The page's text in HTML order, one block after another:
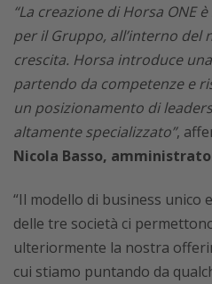
“La creazione di Horsa ONE
per il Gruppo, all’interno del
crescita. Horsa introduce
partendo da competenze e
un posizionamento di
altamente specializzato”,
Nicola Basso,
“Il modello di business unico
delle tre società ci
ulteriormente la nostra
cui stiamo puntando da